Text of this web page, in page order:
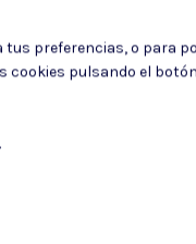
en la
tus preferencias, o para
cookies pulsando el botón